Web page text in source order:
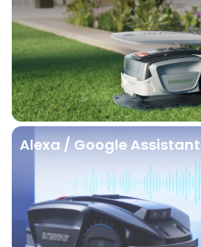
Alexa / Google Assistant